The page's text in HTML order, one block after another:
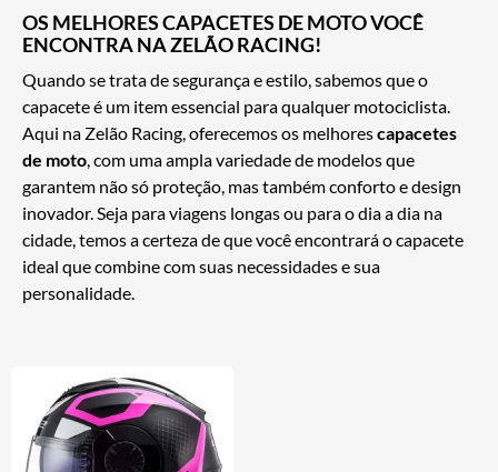
OS MELHORES CAPACETES DE MOTO VOCÊ
ENCONTRA NA ZELÃO RACING!
Quando se trata de segurança e estilo, sabemos que o
capacete é um item essencial para qualquer motociclista.
Aqui na Zelão Racing, oferecemos os melhorescapacetes
de moto, com uma ampla variedade de modelos que
garantem não só proteção, mas também conforto e design
inovador. Seja para viagens longas ou para o dia a dia na
cidade, temos a certeza de que você encontrará o capacete
ideal que combine com suas necessidades e sua
personalidade.